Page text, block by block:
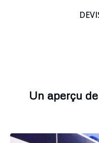
Un aperçu